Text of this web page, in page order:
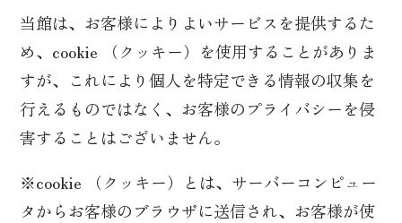
当館は、お客様によりよいサービスを提供するた
め、cookie （クッキー）を使用することがありま
すが、これにより個人を特定できる情報の収集を
行えるものではなく、お客様のプライバシーを侵
害することはございません。
※cookie （クッキー）とは、サーバーコンピュー
タからお客様のブラウザに送信され、お客様が使